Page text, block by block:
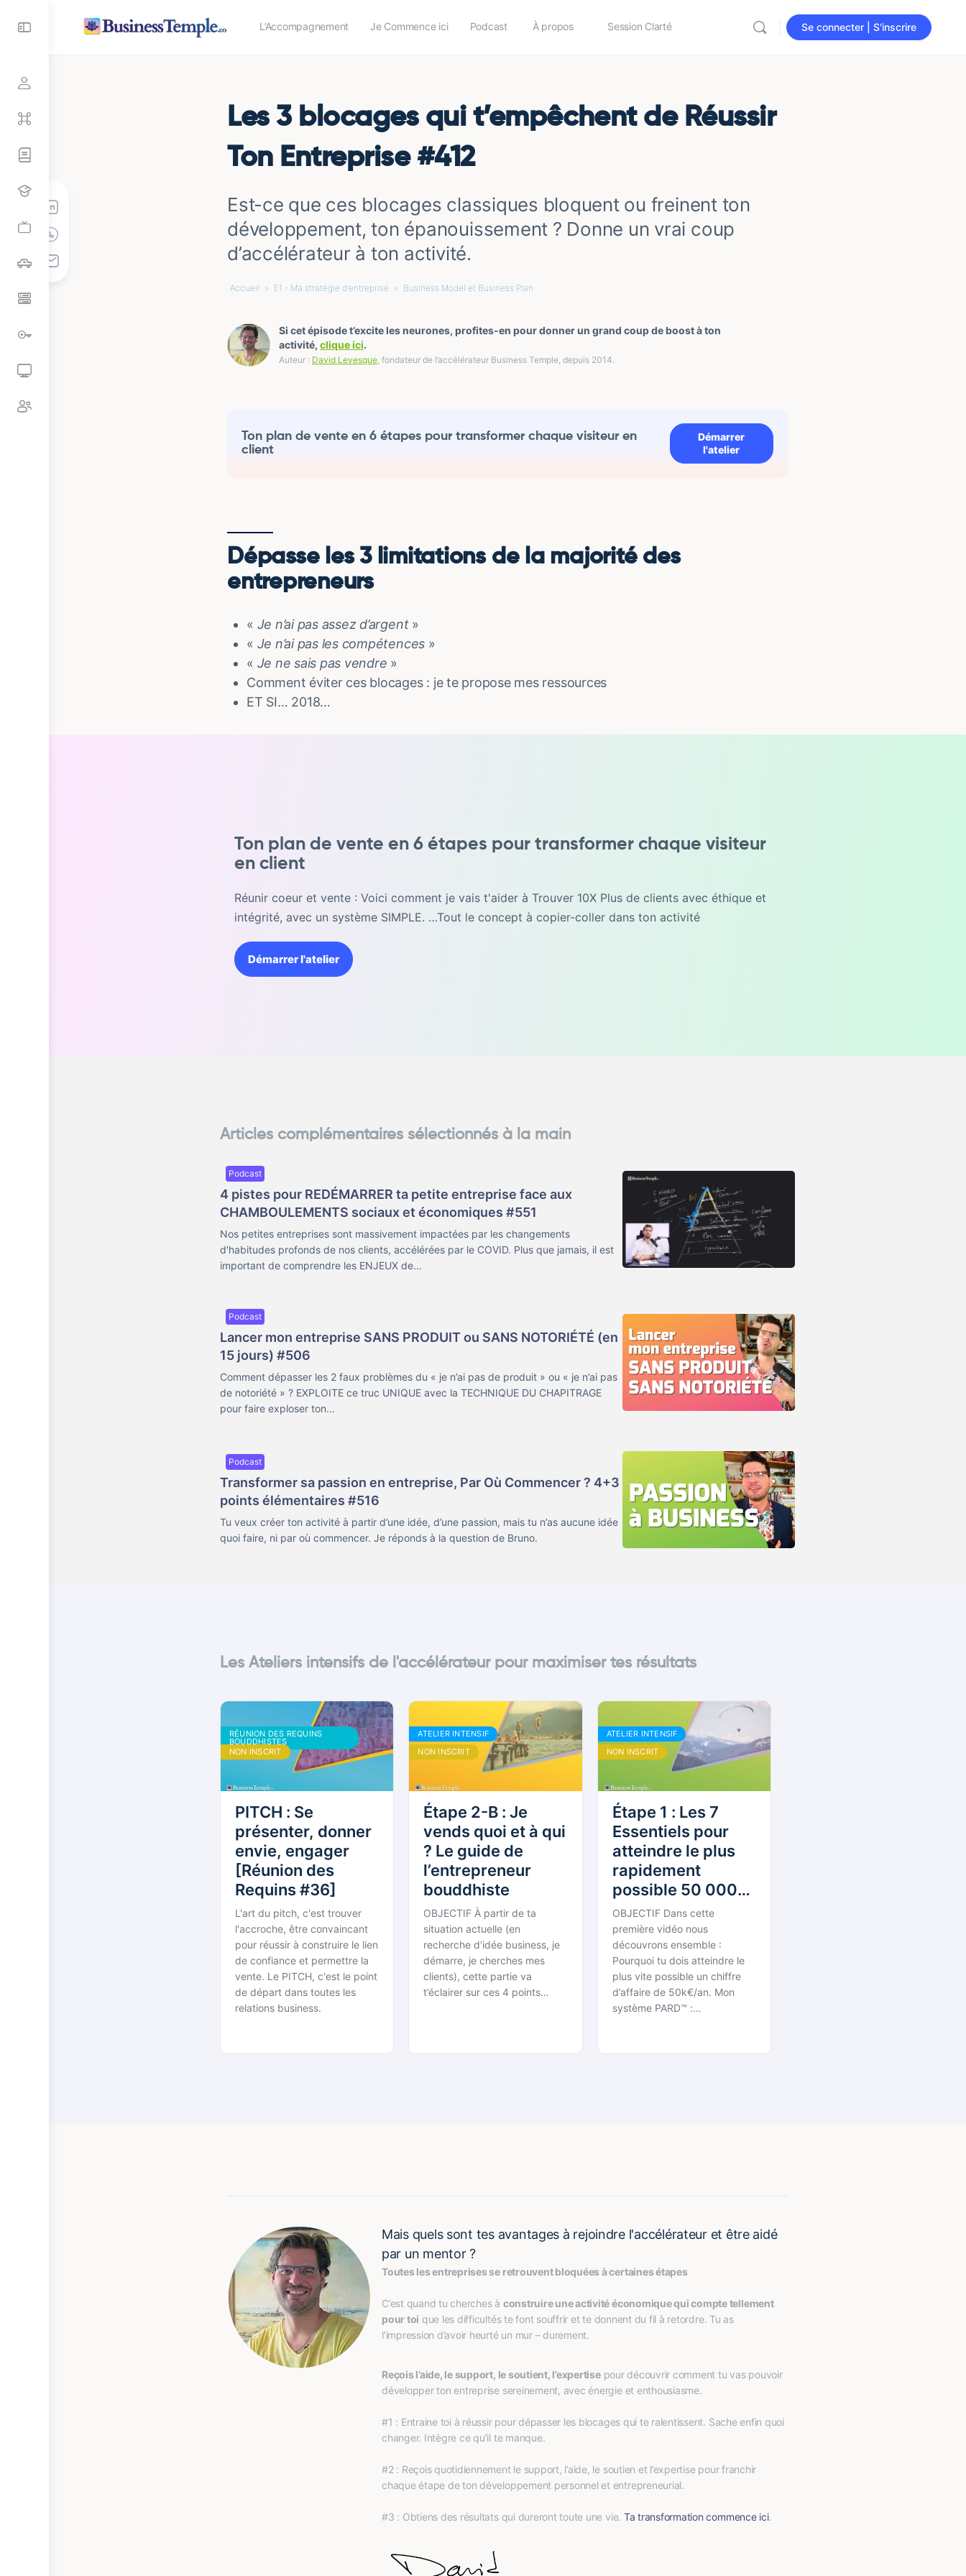
Toggle
L’Accompagnement Je Commence ici Podcast À propos Session Clarté Se connecter | S'inscrire
Les 3 blocages qui t’empêchent de Réussir
Ton Entreprise #412
Est-ce que ces blocages classiques bloquent ou freinent ton
développement, ton épanouissement ? Donne un vrai coup
d’accélérateur à ton activité.
Accueil » E1 - Ma stratégie d'entreprise » Business Model et Business Plan
Si cet épisode t’excite les neurones, profites-en pour donner un grand coup de boost à ton
activité, clique ici.
Auteur : David Levesque, fondateur de l’accélérateur Business Temple, depuis 2014.
Ton plan de vente en 6 étapes pour transformer chaque visiteur en
client
Démarrer
l'atelier
Dépasse les 3 limitations de la majorité des
entrepreneurs
« Je n’ai pas assez d’argent »
« Je n’ai pas les compétences »
« Je ne sais pas vendre »
Comment éviter ces blocages : je te propose mes ressources
ET SI… 2018…
Ton plan de vente en 6 étapes pour transformer chaque visiteur
en client
Réunir coeur et vente : Voici comment je vais t'aider à Trouver 10X Plus de clients avec éthique et
intégrité, avec un système SIMPLE. …Tout le concept à copier-coller dans ton activité
Démarrer l'atelier
Articles complémentaires sélectionnés à la main
Podcast
4 pistes pour REDÉMARRER ta petite entreprise face aux
CHAMBOULEMENTS sociaux et économiques #551
Nos petites entreprises sont massivement impactées par les changements
d'habitudes profonds de nos clients, accélérées par le COVID. Plus que jamais, il est
important de comprendre les ENJEUX de...
Podcast
Lancer mon entreprise SANS PRODUIT ou SANS NOTORIÉTÉ (en
15 jours) #506
Comment dépasser les 2 faux problèmes du « je n’ai pas de produit » ou « je n’ai pas
de notoriété » ? EXPLOITE ce truc UNIQUE avec la TECHNIQUE DU CHAPITRAGE
pour faire exploser ton...
Podcast
Transformer sa passion en entreprise, Par Où Commencer ? 4+3
points élémentaires #516
Tu veux créer ton activité à partir d’une idée, d’une passion, mais tu n’as aucune idée
quoi faire, ni par où commencer. Je réponds à la question de Bruno.
Les Ateliers intensifs de l'accélérateur pour maximiser tes résultats
RÉUNION DES REQUINS
BOUDDHISTES
NON INSCRIT
PITCH : Se
présenter, donner
envie, engager
[Réunion des
Requins #36]
L'art du pitch, c'est trouver
l'accroche, être convaincant
pour réussir à construire le lien
de confiance et permettre la
vente. Le PITCH, c'est le point
de départ dans toutes les
relations business.
ATELIER INTENSIF
NON INSCRIT
Étape 2-B : Je
vends quoi et à qui
? Le guide de
l’entrepreneur
bouddhiste
OBJECTIF À partir de ta
situation actuelle (en
recherche d’idée business, je
démarre, je cherches mes
clients), cette partie va
t’éclairer sur ces 4 points…
ATELIER INTENSIF
NON INSCRIT
Étape 1 : Les 7
Essentiels pour
atteindre le plus
rapidement
possible 50 000€
de CA annuel
OBJECTIF Dans cette
première vidéo nous
découvrons ensemble :
Pourquoi tu dois atteindre le
plus vite possible un chiffre
d’affaire de 50k€/an. Mon
système PARD™ :…
Mais quels sont tes avantages à rejoindre l'accélérateur et être aidé
par un mentor ?
Toutes les entreprises se retrouvent bloquées à certaines étapes
C’est quand tu cherches à construire une activité économique qui compte tellement
pour toi que les difficultés te font souffrir et te donnent du fil à retordre. Tu as
l’impression d’avoir heurté un mur – durement.
Reçois l’aide, le support, le soutient, l’expertise pour découvrir comment tu vas pouvoir
développer ton entreprise sereinement, avec énergie et enthousiasme.
#1 : Entraine toi à réussir pour dépasser les blocages qui te ralentissent. Sache enfin quoi
changer. Intègre ce qu’il te manque.
#2 : Reçois quotidiennement le support, l’aide, le soutien et l’expertise pour franchir
chaque étape de ton développement personnel et entrepreneurial.
#3 : Obtiens des résultats qui dureront toute une vie. Ta transformation commence ici.